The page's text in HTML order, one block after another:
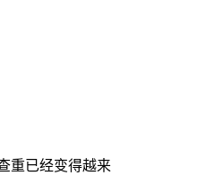
重已经变得越来